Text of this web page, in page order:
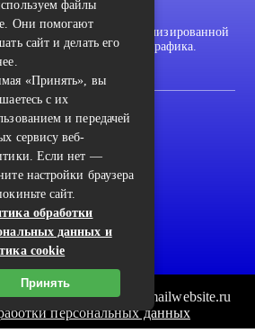
для показа персонализированной
и анализа нашего трафика.
2022 © pykodelki.ru
Карта сайта
Контакты
соглашение
Архив
сайта: pykodelki.ru@mailwebsite.ru
персональных данных
файлы
Они помогают
сайт и делать его
«Принять», вы
с их
и передачей
сервису веб-
Если нет —
настройки браузера
сайт.
обработки
данных и
cookie
Принять